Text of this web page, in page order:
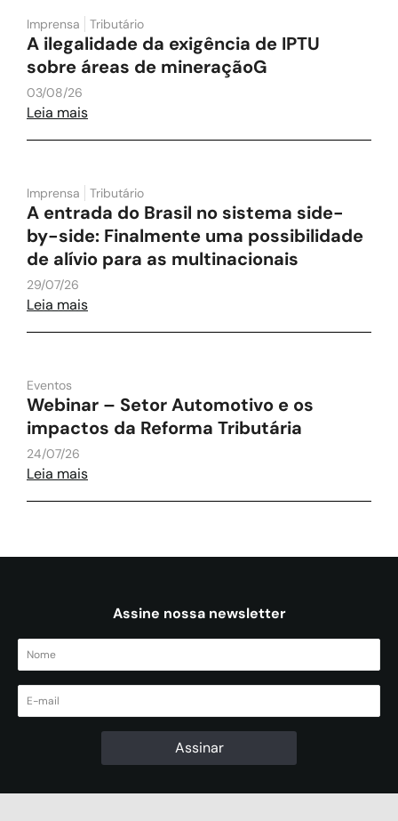
Imprensa Tributário
A ilegalidade da exigência de IPTU
sobre áreas de mineraçãoG
03/08/26
Leia mais
Imprensa Tributário
A entrada do Brasil no sistema side-
by-side: Finalmente uma possibilidade
de alívio para as multinacionais
29/07/26
Leia mais
Eventos
Webinar – Setor Automotivo e os
impactos da Reforma Tributária
24/07/26
Leia mais
Assine nossa newsletter